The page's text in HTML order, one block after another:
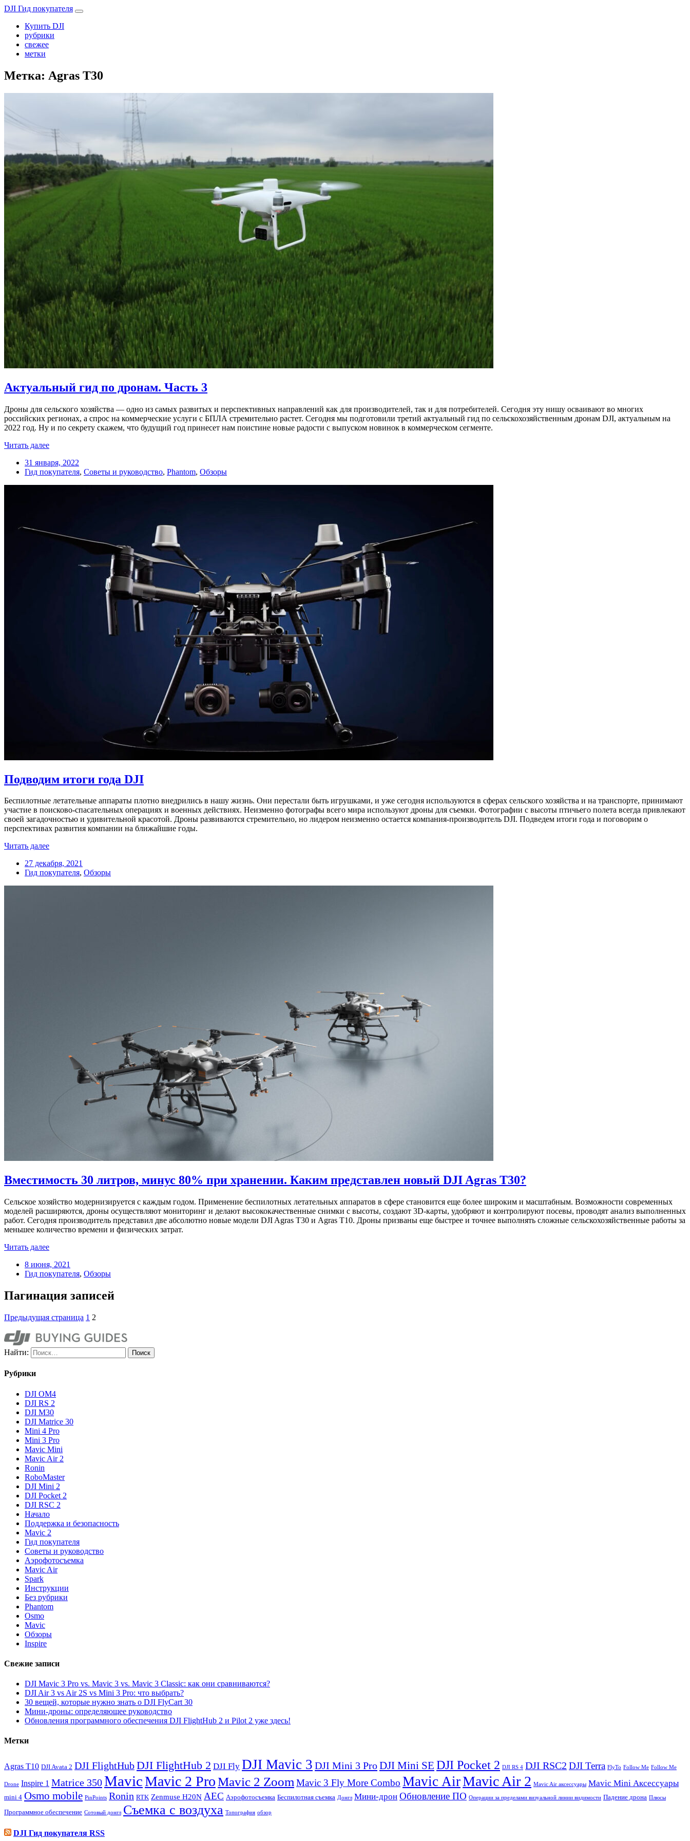
DJI Гид покупателя
Купить DJI
рубрики
свежее
метки
Метка: Agras T30
Актуальный гид по дронам. Часть 3
Дроны для сельского хозяйства — одно из самых развитых и перспективных направлений как для производителей, так и для потребителей. Сегодня эту нишу осваивают во многих
российских регионах, а спрос на коммерческие услуги с БПЛА стремительно растет. Сегодня мы подготовили третий актуальный гид по сельскохозяйственным дронам DJI, актуальным на
2022 год. Ну и по секрету скажем, что будущий год принесет нам поистине новые радости с выпуском новинок в коммерческом сегменте.
Читать далее
31 января, 2022
Гид покупателя, Советы и руководство, Phantom, Обзоры
Подводим итоги года DJI
Беспилотные летательные аппараты плотно внедрились в нашу жизнь. Они перестали быть игрушками, и уже сегодня используются в сферах сельского хозяйства и на транспорте, принимают
участие в поисково-спасательных операциях и военных действиях. Неизменно фотографы всего мира используют дроны для съемки. Фотографии с высоты птичьего полета всегда привлекают
своей загадочностью и удивительной красотой. Дроны развиваются стремительно, но лидером неизменно остается компания-производитель DJI. Подведем итоги года и поговорим о
перспективах развития компании на ближайшие годы.
Читать далее
27 декабря, 2021
Гид покупателя, Обзоры
Вместимость 30 литров, минус 80% при хранении. Каким представлен новый DJI Agras T30?
Сельское хозяйство модернизируется с каждым годом. Применение беспилотных летательных аппаратов в сфере становится еще более широким и масштабным. Возможности современных
моделей расширяются, дроны осуществляют мониторинг и делают высококачественные снимки с высоты, создают 3D-карты, удобряют и контролируют посевы, проводят анализ выполненных
работ. Сегодня производитель представил две абсолютно новые модели DJI Agras T30 и Agras T10. Дроны призваны еще быстрее и точнее выполнять сложные сельскохозяйственные работы за
меньшее количество времени и физических затрат.
Читать далее
8 июня, 2021
Гид покупателя, Обзоры
Пагинация записей
Предыдущая страница 1 2
Найти:
Рубрики
DJI OM4
DJI RS 2
DJI M30
DJI Matrice 30
Mini 4 Pro
Mini 3 Pro
Mavic Mini
Mavic Air 2
Ronin
RoboMaster
DJI Mini 2
DJI Pocket 2
DJI RSC 2
Начало
Поддержка и безопасность
Mavic 2
Гид покупателя
Советы и руководство
Аэрофотосъемка
Mavic Air
Spark
Инструкции
Без рубрики
Phantom
Osmo
Mavic
Обзоры
Inspire
Свежие записи
DJI Mavic 3 Pro vs. Mavic 3 vs. Mavic 3 Classic: как они сравниваются?
DJI Air 3 vs Air 2S vs Mini 3 Pro: что выбрать?
30 вещей, которые нужно знать о DJI FlyCart 30
Мини-дроны: определяющее руководство
Обновления программного обеспечения DJI FlightHub 2 и Pilot 2 уже здесь!
Метки
Agras T10 DJI Avata 2 DJI FlightHubDJI FlightHub 2 DJI Fly DJI Mavic 3 DJI Mini 3 ProDJI Mini SE DJI Pocket 2 DJI RS 4 DJI RSC2 DJI Terra FlyTo Follow Me Follow Me
Drone Inspire 1 Matrice 350MavicMavic 2 ProMavic 2 Zoom Mavic 3 Fly More Combo Mavic AirMavic Air 2 Mavic Air аксессуары Mavic Mini Аксессуары
mini 4 Osmo mobile PinPoints Ronin RTK Zenmuse H20N АЕС Аэрофотосъемка Беспилотная съемка Донгл Мини-дрон Обновление ПО Операции за пределами визуальной линии видимости Падение дрона Плюсы
Программное обеспечение Сотовый донгл Съемка с воздуха Топография обзор
DJI Гид покупателя RSS